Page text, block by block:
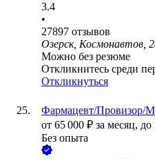
3.4
•
27897 отзывов
Озерск, Космонавтов,
Можно без резюме
Откликнитесь среди
Откликнуться
Фармацевт/Провизор/
от 65 000 ₽ за месяц, до
Без опыта